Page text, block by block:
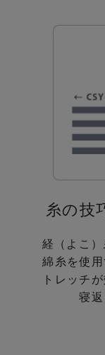
糸の技
経（よこ
綿糸を使
トレッチ
寝返